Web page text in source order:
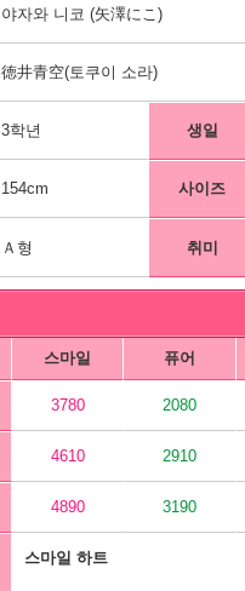
야자와 니코 (矢澤にこ)
徳井青空(토쿠이 소라)
3학년 생일
154cm 사이즈
Ａ형 취미
스마일 퓨어
3780 2080
4610 2910
4890 3190
스마일 하트